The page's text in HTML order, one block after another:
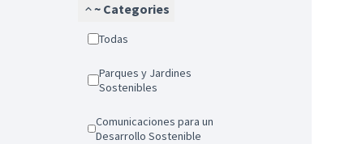
~ Categories
Todas
Parques y Jardines
Sostenibles
Comunicaciones para un
Desarrollo Sostenible